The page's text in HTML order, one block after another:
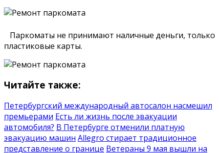
Паркоматы не принимают наличные деньги, только
пластиковые карты.
Читайте также:
Петербургский международный автосалон насмешил
премьерами Есть ли жизнь после эвакуации
автомобиля? В Петербурге отменили платную
эвакуацию машин Allegro стирает традиционное
представление о границе Ветераны 9 мая вышли на